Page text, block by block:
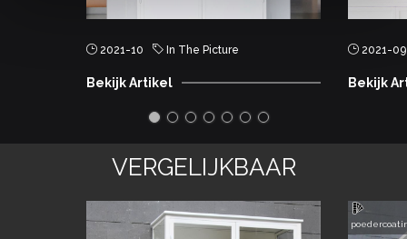
2021-10 In The Picture
Bekijk Artikel
2021-09
Bekijk
VERGELIJKBAAR